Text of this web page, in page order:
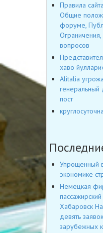
Правила
Общие
форуме,
вопросов
хаво
Alitalia
генеральный
пост
Упрощенный
экономике
Немецкая
Хабаровск
девять
зарубежных